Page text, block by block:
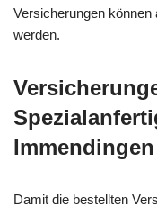
Versicherungen können
werden.
Immendingen
Damit die bestellten